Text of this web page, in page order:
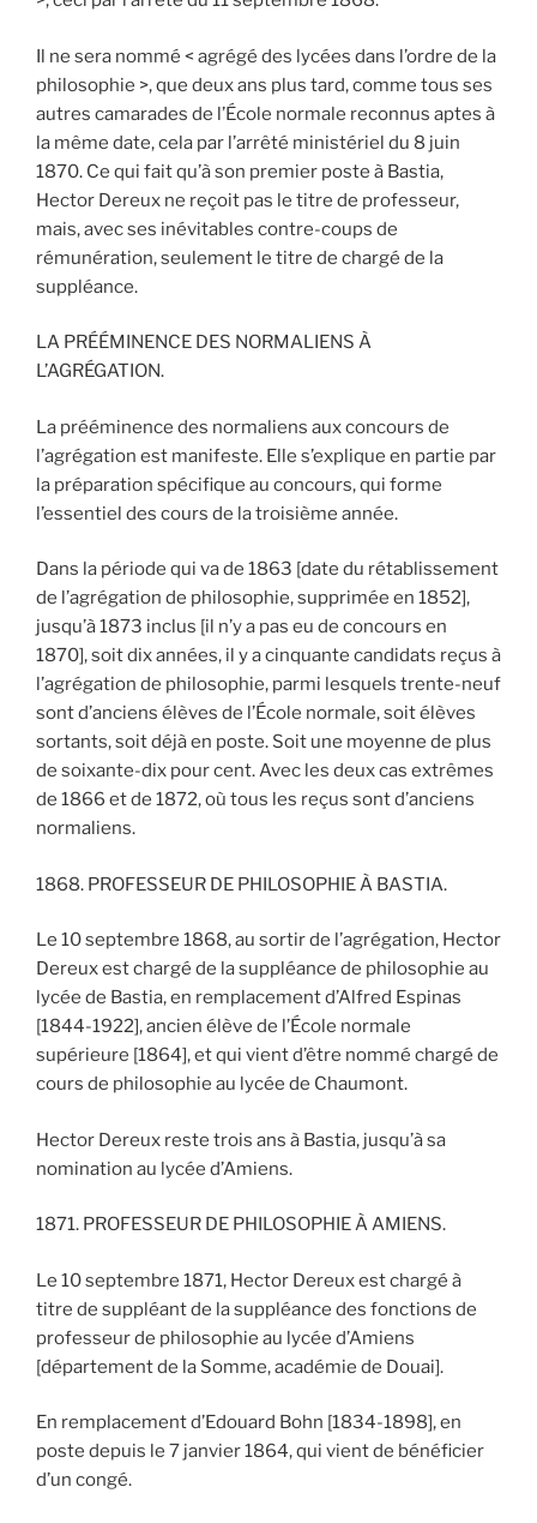
Il ne sera nommé < agrégé des lycées dans l’ordre de la
philosophie >, que deux ans plus tard, comme tous ses
autres camarades de l’École normale reconnus aptes à
la même date, cela par l’arrêté ministériel du 8 juin
1870. Ce qui fait qu’à son premier poste à Bastia,
Hector Dereux ne reçoit pas le titre de professeur,
mais, avec ses inévitables contre-coups de
rémunération, seulement le titre de chargé de la
suppléance.
LA PRÉÉMINENCE DES NORMALIENS À
L’AGRÉGATION.
La prééminence des normaliens aux concours de
l’agrégation est manifeste. Elle s’explique en partie par
la préparation spécifique au concours, qui forme
l’essentiel des cours de la troisième année.
Dans la période qui va de 1863 [date du rétablissement
de l’agrégation de philosophie, supprimée en 1852],
jusqu’à 1873 inclus [il n’y a pas eu de concours en
1870], soit dix années, il y a cinquante candidats reçus à
l’agrégation de philosophie, parmi lesquels trente-neuf
sont d’anciens élèves de l’École normale, soit élèves
sortants, soit déjà en poste. Soit une moyenne de plus
de soixante-dix pour cent. Avec les deux cas extrêmes
de 1866 et de 1872, où tous les reçus sont d’anciens
normaliens.
1868. PROFESSEUR DE PHILOSOPHIE À BASTIA.
Le 10 septembre 1868, au sortir de l’agrégation, Hector
Dereux est chargé de la suppléance de philosophie au
lycée de Bastia, en remplacement d’Alfred Espinas
[1844-1922], ancien élève de l’École normale
supérieure [1864], et qui vient d’être nommé chargé de
cours de philosophie au lycée de Chaumont.
Hector Dereux reste trois ans à Bastia, jusqu’à sa
nomination au lycée d’Amiens.
1871. PROFESSEUR DE PHILOSOPHIE À AMIENS.
Le 10 septembre 1871, Hector Dereux est chargé à
titre de suppléant de la suppléance des fonctions de
professeur de philosophie au lycée d’Amiens
[département de la Somme, académie de Douai].
En remplacement d’Edouard Bohn [1834-1898], en
poste depuis le 7 janvier 1864, qui vient de bénéficier
d’un congé.